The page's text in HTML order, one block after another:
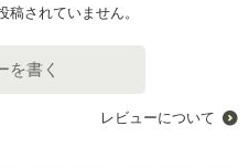
稿されていません。
を書く
レビューについて